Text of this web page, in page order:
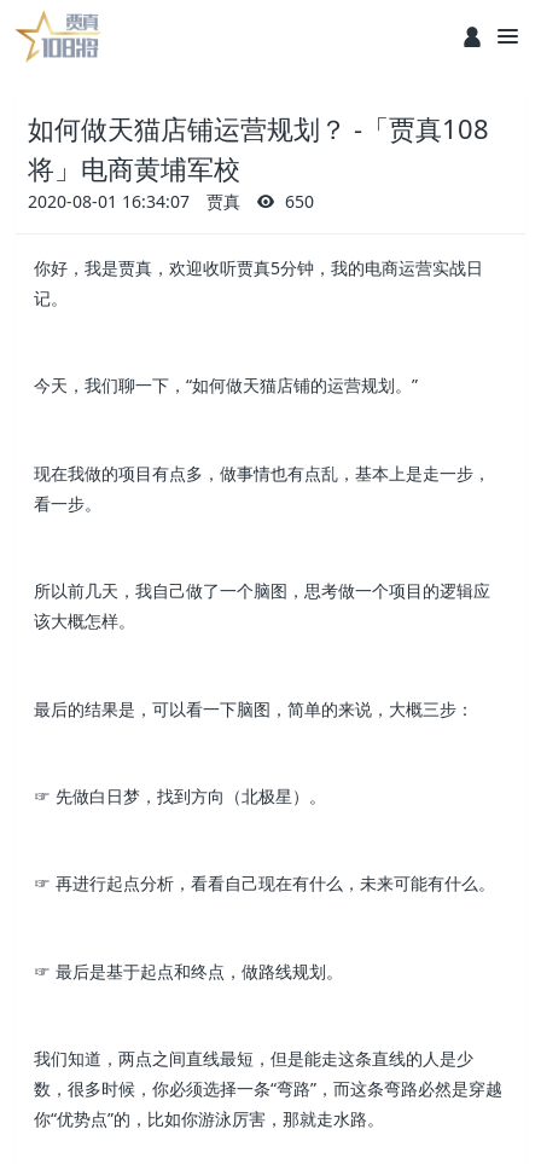
如何做天猫店铺运营规划？ -「贾真108
将」电商黄埔军校
2020-08-01 16:34:07 贾真 650
你好，我是贾真，欢迎收听贾真5分钟，我的电商运营实战日
记。
今天，我们聊一下，“如何做天猫店铺的运营规划。”
现在我做的项目有点多，做事情也有点乱，基本上是走一步，
看一步。
所以前几天，我自己做了一个脑图，思考做一个项目的逻辑应
该大概怎样。
最后的结果是，可以看一下脑图，简单的来说，大概三步：
☞ 先做白日梦，找到方向（北极星）。
☞ 再进行起点分析，看看自己现在有什么，未来可能有什么。
☞ 最后是基于起点和终点，做路线规划。
我们知道，两点之间直线最短，但是能走这条直线的人是少
数，很多时候，你必须选择一条“弯路”，而这条弯路必然是穿越
你“优势点”的，比如你游泳厉害，那就走水路。